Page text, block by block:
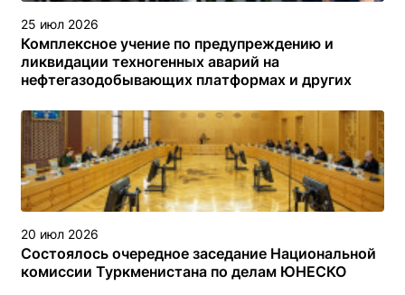
25 июл 2026
Комплексное учение по предупреждению и
ликвидации техногенных аварий на
нефтегазодобывающих платформах и других
туркменском секторе Каспийского моря
20 июл 2026
Состоялось очередное заседание Национальной
комиссии Туркменистана по делам ЮНЕСКО